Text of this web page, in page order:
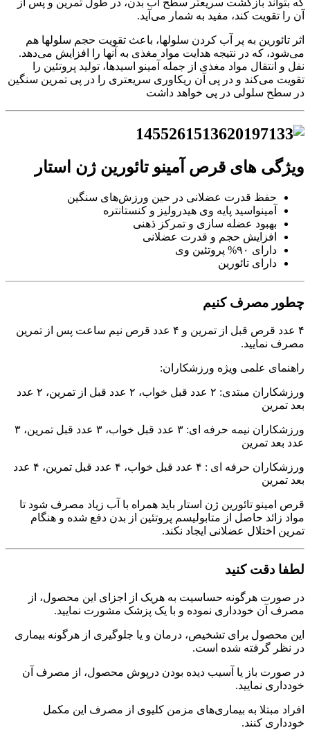
آن را تقویت کند، مفید به شمار می‌آید.
اثر تائورین به پر آب کردن سلولها، باعث تقویت حجم سلولها هم
می‌شود، که در نتیجه هدایت مواد مغذی به آنها را افزایش می‌دهد‌.
نفل و انتقال مواد مغذی از جمله آمینو اسیدها، تولید پروتئین را
تقویت می‌کند و در پی آن ریکاوری سریعتری را در پی تمرین سنگین
در سطح سلولی در پی خواهد داشت
ویژگی های قرص آمینو تائورین ژن استار
حفظ قدرت عضلانی در حین ورزش‌های سنگین
آمینواسید پایه وی هیدرولیز و کنستانتره
بهبود عضله سازی و تمرکز ذهنی
افزایش حجم و قدرت عضلانی
دارای ۹۰% پروتئین وی
دارای تائورین
چطور مصرف کنیم
۴ عدد قرص قبل از تمرین و ۴ عدد قرص نیم ساعت پس از تمرین
مصرف نمایید.
راهنمای علمی ویژه ورزشکاران:
ورزشکاران مبتدی: ۲ عدد قبل خواب، ۲ عدد قبل از تمرین، ۲ عدد
بعد تمرین
ورزشکاران نیمه حرفه ای: ۳ عدد قبل خواب، ۳ عدد قبل تمرین، ۳
عدد بعد تمرین
ورزشکاران حرفه ای : ۴ عدد قبل خواب، ۴ عدد قبل تمرین، ۴ عدد
بعد تمرین
قرص امینو تائورین ژن استار باید همراه با آب زیاد مصرف شود تا
مواد زائد حاصل از متابولیسم پروتئین از بدن دفع شده و هنگام
تمرین اختلال عضلانی ایجاد نکند.
لطفا دقت کنید
در صورت هرگونه حساسیت به هریک از اجزای این محصول، از
مصرف آن خودداری نموده و با یک پزشک مشورت نمایید.
این محصول برای تشخیص، درمان و یا جلوگیری از هرگونه بیماری
در نظر گرفته شده است.
در صورت باز یا آسیب دیده بودن درپوش محصول، از مصرف آن
خودداری نمایید.
افراد مبتلا به بیماری‌های مزمن کلیوی از مصرف این مکمل
خودداری کنند.